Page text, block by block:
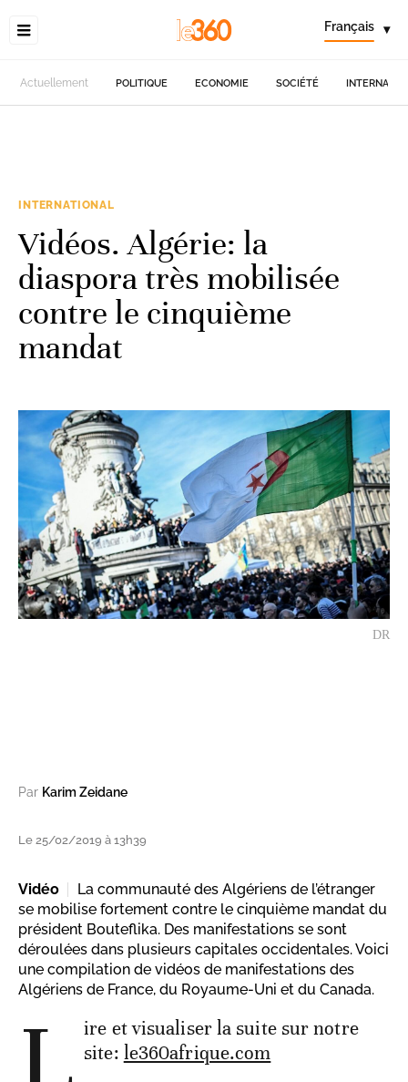
Français ▾
Actuellement POLITIQUE ECONOMIE SOCIÉTÉ
INTERNATIONAL
Vidéos. Algérie: la
diaspora très mobilisée
contre le cinquième
mandat
DR
Par Karim Zeidane
Le 25/02/2019 à 13h39
Vidéo
La communauté des Algériens de l’étranger
se mobilise fortement contre le cinquième mandat du
président Bouteflika. Des manifestations se sont
déroulées dans plusieurs capitales occidentales. Voici
une compilation de vidéos de manifestations des
Algériens de France, du Royaume-Uni et du Canada.
ire et visualiser la suite sur notre
site: le360afrique.com